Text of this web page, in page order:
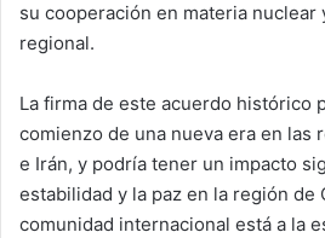
su cooperación en materia nuclear
regional.
La firma de este acuerdo histórico
comienzo de una nueva era en las
e Irán, y podría tener un impacto
estabilidad y la paz en la región de
comunidad internacional está a la